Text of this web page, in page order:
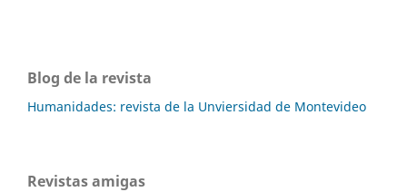
Blog de la revista
Humanidades: revista de la Unviersidad de Montevideo
Revistas amigas